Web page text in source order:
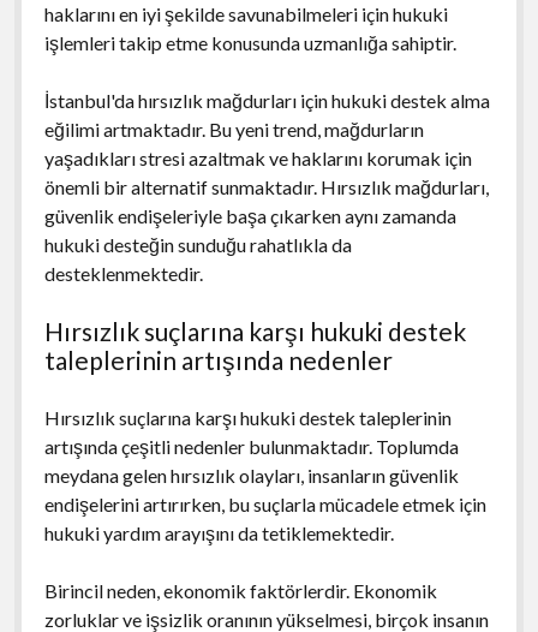
haklarını en iyi şekilde savunabilmeleri için hukuki
işlemleri takip etme konusunda uzmanlığa sahiptir.
İstanbul'da hırsızlık mağdurları için hukuki destek alma
eğilimi artmaktadır. Bu yeni trend, mağdurların
yaşadıkları stresi azaltmak ve haklarını korumak için
önemli bir alternatif sunmaktadır. Hırsızlık mağdurları,
güvenlik endişeleriyle başa çıkarken aynı zamanda
hukuki desteğin sunduğu rahatlıkla da
desteklenmektedir.
Hırsızlık suçlarına karşı hukuki destek
taleplerinin artışında nedenler
Hırsızlık suçlarına karşı hukuki destek taleplerinin
artışında çeşitli nedenler bulunmaktadır. Toplumda
meydana gelen hırsızlık olayları, insanların güvenlik
endişelerini artırırken, bu suçlarla mücadele etmek için
hukuki yardım arayışını da tetiklemektedir.
Birincil neden, ekonomik faktörlerdir. Ekonomik
zorluklar ve işsizlik oranının yükselmesi, birçok insanın